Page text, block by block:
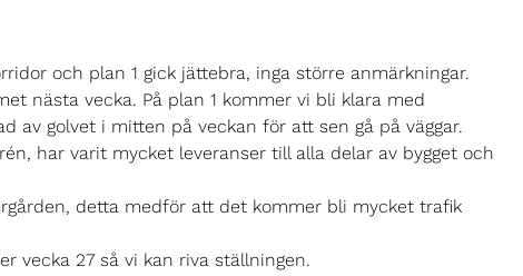
och plan 1 gick jättebra, inga större anmärkningar.
nästa vecka. På plan 1 kommer vi bli klara med
av golvet i mitten på veckan för att sen gå på väggar.
har varit mycket leveranser till alla delar av bygget och
detta medför att det kommer bli mycket trafik
vecka 27 så vi kan riva ställningen.